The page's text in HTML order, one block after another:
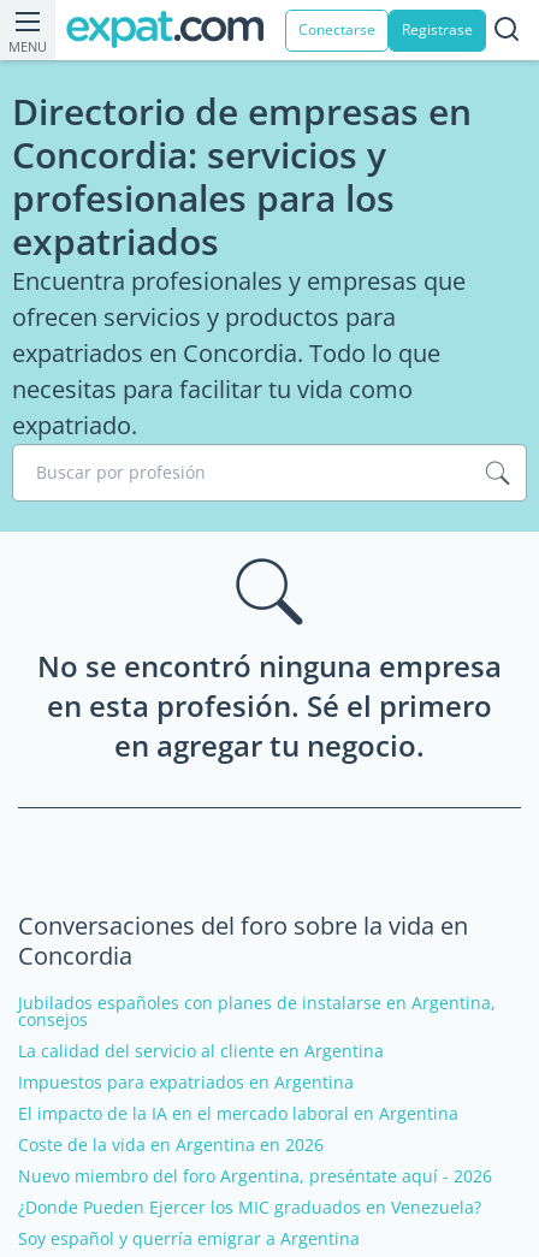
MENU
Conectarse Registrase
Directorio de empresas en
Concordia: servicios y
profesionales para los
expatriados
Encuentra profesionales y empresas que
ofrecen servicios y productos para
expatriados en Concordia. Todo lo que
necesitas para facilitar tu vida como
expatriado.
Buscar por profesión
No se encontró ninguna empresa
en esta profesión. Sé el primero
en agregar tu negocio.
Conversaciones del foro sobre la vida en
Concordia
Jubilados españoles con planes de instalarse en Argentina,
consejos
La calidad del servicio al cliente en Argentina
Impuestos para expatriados en Argentina
El impacto de la IA en el mercado laboral en Argentina
Coste de la vida en Argentina en 2026
Nuevo miembro del foro Argentina, preséntate aquí - 2026
¿Donde Pueden Ejercer los MIC graduados en Venezuela?
Soy español y querría emigrar a Argentina